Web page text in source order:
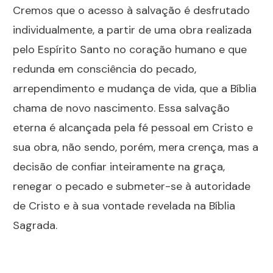
Cremos que o acesso à salvação é desfrutado
individualmente, a partir de uma obra realizada
pelo Espírito Santo no coração humano e que
redunda em consciência do pecado,
arrependimento e mudança de vida, que a Bíblia
chama de novo nascimento. Essa salvação
eterna é alcançada pela fé pessoal em Cristo e
sua obra, não sendo, porém, mera crença, mas a
decisão de confiar inteiramente na graça,
renegar o pecado e submeter-se à autoridade
de Cristo e à sua vontade revelada na Bíblia
Sagrada.